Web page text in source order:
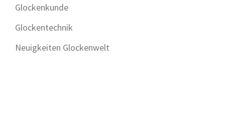
Glockenkunde
Glockentechnik
Neuigkeiten Glockenwelt